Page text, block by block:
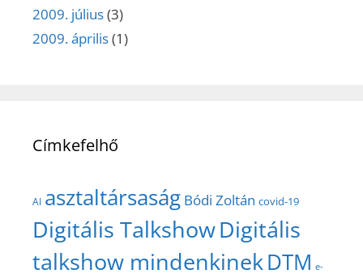
2009. július(3)
2009. április(1)
Címkefelhő
AI asztaltársaság Bódi Zoltán covid-19
Digitális TalkshowDigitális
talkshow mindenkinekDTM e-